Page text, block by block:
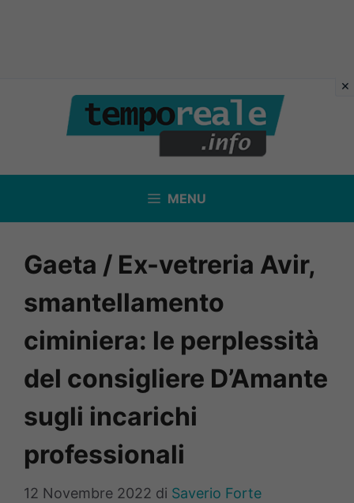
contenuto
MENU
Gaeta / Ex-vetreria Avir,
smantellamento
ciminiera: le perplessità
del consigliere D’Amante
sugli incarichi
professionali
12 Novembre 2022 di Saverio Forte